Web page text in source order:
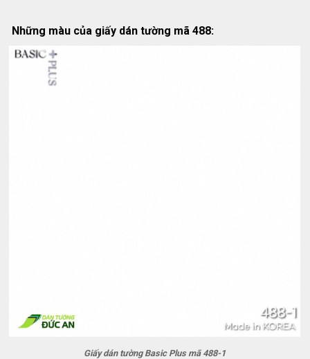
Những màu của giấy dán tường mã 488:
Giấy dán tường Basic Plus mã 488-1